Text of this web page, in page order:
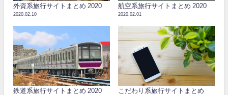
外資系旅行サイトまとめ 2020
2020.02.10
航空系旅行サイトまとめ 2020
2020.02.01
鉄道系旅行サイトまとめ 2020
こだわり系旅行サイトまとめ